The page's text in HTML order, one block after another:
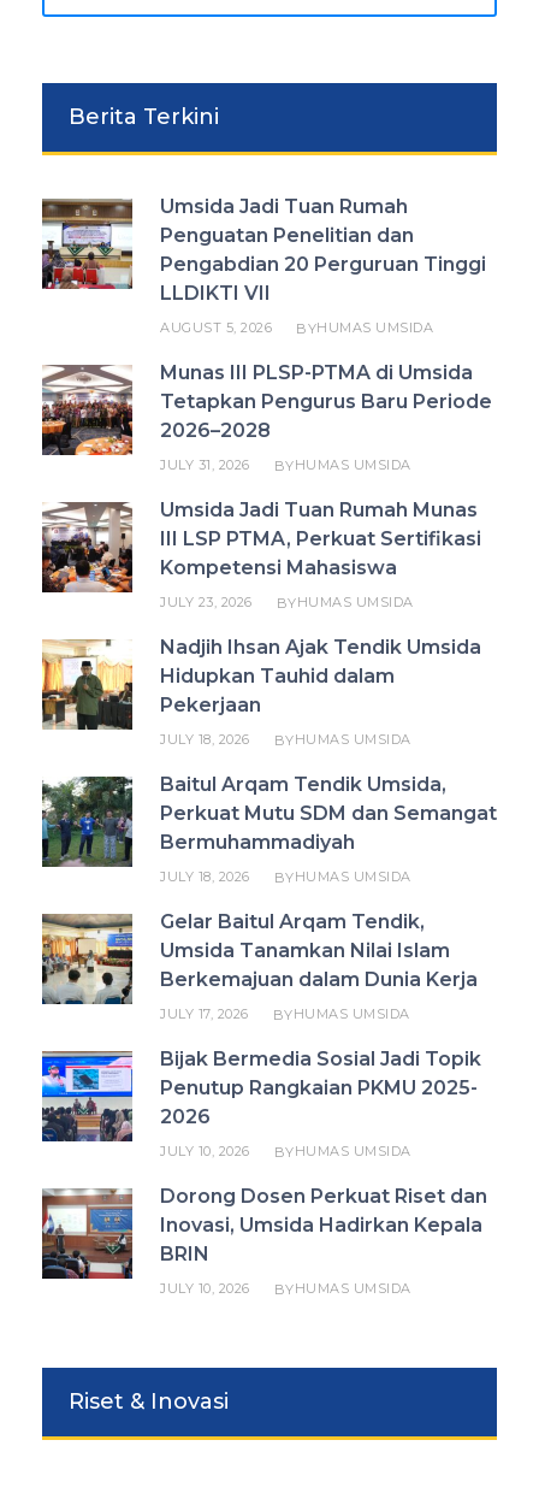
Berita Terkini
Umsida Jadi Tuan Rumah
Penguatan Penelitian dan
Pengabdian 20 Perguruan Tinggi
LLDIKTI VII
AUGUST 5, 2026 BYHUMAS UMSIDA
Munas III PLSP-PTMA di Umsida
Tetapkan Pengurus Baru Periode
2026–2028
JULY 31, 2026 BYHUMAS UMSIDA
Umsida Jadi Tuan Rumah Munas
III LSP PTMA, Perkuat Sertifikasi
Kompetensi Mahasiswa
JULY 23, 2026 BYHUMAS UMSIDA
Nadjih Ihsan Ajak Tendik Umsida
Hidupkan Tauhid dalam
Pekerjaan
JULY 18, 2026 BYHUMAS UMSIDA
Baitul Arqam Tendik Umsida,
Perkuat Mutu SDM dan Semangat
Bermuhammadiyah
JULY 18, 2026 BYHUMAS UMSIDA
Gelar Baitul Arqam Tendik,
Umsida Tanamkan Nilai Islam
Berkemajuan dalam Dunia Kerja
JULY 17, 2026 BYHUMAS UMSIDA
Bijak Bermedia Sosial Jadi Topik
Penutup Rangkaian PKMU 2025-
2026
JULY 10, 2026 BYHUMAS UMSIDA
Dorong Dosen Perkuat Riset dan
Inovasi, Umsida Hadirkan Kepala
BRIN
JULY 10, 2026 BYHUMAS UMSIDA
Riset & Inovasi